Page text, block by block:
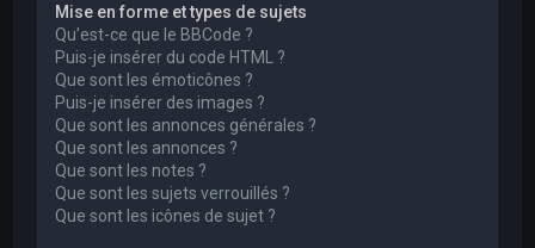
Mise en forme et types de sujets
Qu’est-ce que le BBCode ?
Puis-je insérer du code HTML ?
Que sont les émoticônes ?
Puis-je insérer des images ?
Que sont les annonces générales ?
Que sont les annonces ?
Que sont les notes ?
Que sont les sujets verrouillés ?
Que sont les icônes de sujet ?